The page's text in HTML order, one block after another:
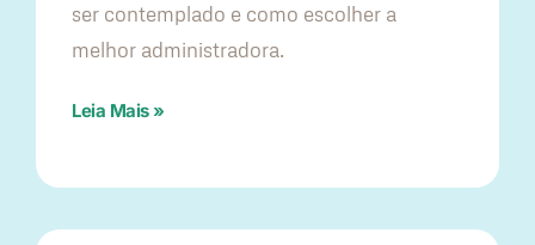
ser contemplado e como escolher a
melhor administradora.
Leia Mais »